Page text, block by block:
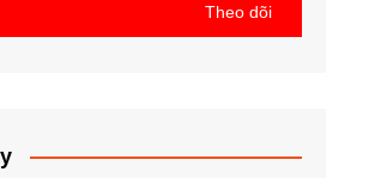
Theo dõi